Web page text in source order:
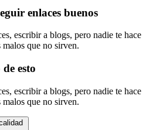
enlaces buenos
escribir a blogs, pero nadie te hace
malos que no sirven.
esto
escribir a blogs, pero nadie te hace
malos que no sirven.